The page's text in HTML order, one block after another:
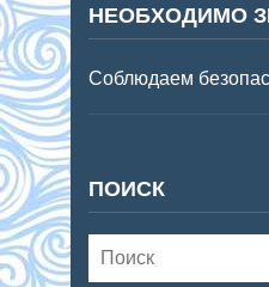
НЕОБХОДИМО
Соблюдаем
ПОИСК